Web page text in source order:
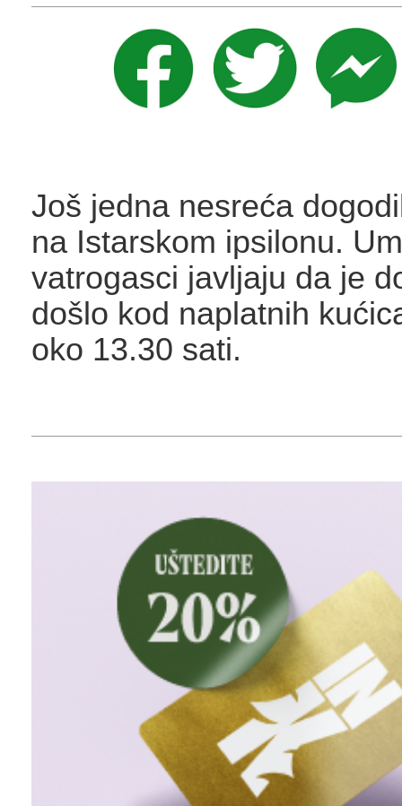
Još jedna nesreća
na Istarskom ipsilonu.
vatrogasci javljaju da je
došlo kod naplatnih
oko 13.30 sati.